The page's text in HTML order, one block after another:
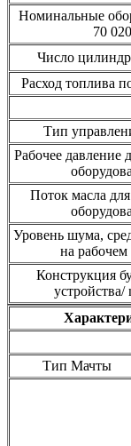
Номинальные
70 020
Число
Расход топлива
Тип
Рабочее давление
Поток масла
Уровень шума,
на рабочем
Конструкция
Тип Мачты